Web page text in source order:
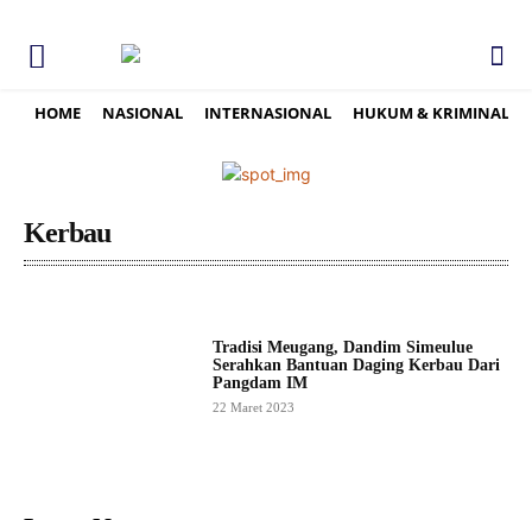
HOME NASIONAL INTERNASIONAL HUKUM & KRIMINAL
Kerbau
Tradisi Meugang, Dandim Simeulue
Serahkan Bantuan Daging Kerbau Dari
Pangdam IM
22 Maret 2023